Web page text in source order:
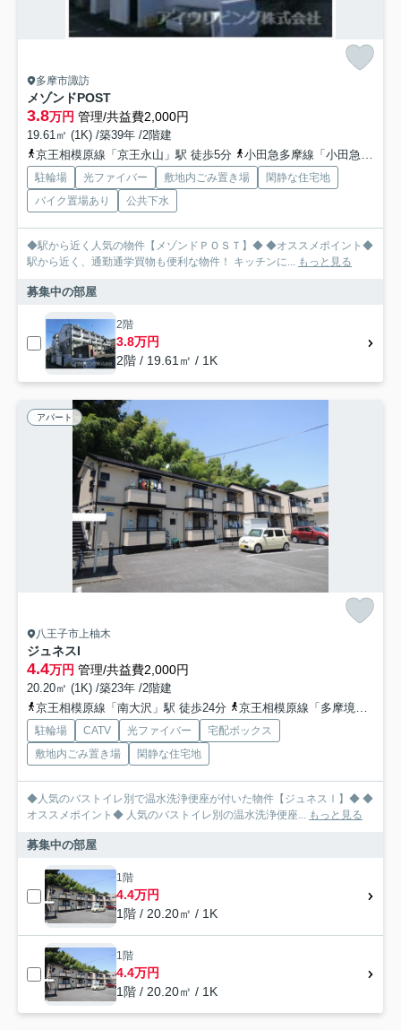
多摩市諏訪
メゾンドPOST
3.8万円 管理/共益費2,000円
19.61㎡ (1K) /築39年 /2階建
京王相模原線「京王永山」駅 徒歩5分
小田急多摩線「小田急永山」駅 徒歩5分
駐輪場 光ファイバー 敷地内ごみ置き場
閑静な住宅地
バイク置場あり
公共下水
◆駅から近く人気の物件【メゾンドＰＯＳＴ】◆ ◆オススメポイント◆
駅から近く、通勤通学買物も便利な物件！ キッチンに... もっと見る
募集中の部屋
2階
3.8万円
2階 / 19.61㎡ / 1K
アパート
八王子市上柚木
ジュネスI
4.4万円 管理/共益費2,000円
20.20㎡ (1K) /築23年 /2階建
京王相模原線「南大沢」駅 徒歩24分
京王相模原線「多摩境」駅 徒歩40分
駐輪場 CATV 光ファイバー
宅配ボックス
敷地内ごみ置き場
閑静な住宅地
◆人気のバストイレ別で温水洗浄便座が付いた物件【ジュネスⅠ】◆ ◆
オススメポイント◆ 人気のバストイレ別の温水洗浄便座... もっと見る
募集中の部屋
1階
4.4万円
1階 / 20.20㎡ / 1K
1階
4.4万円
1階 / 20.20㎡ / 1K